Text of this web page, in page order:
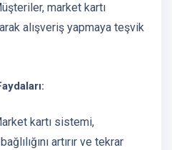
market kartı
alışveriş yapmaya teşvik
kartı sistemi,
artırır ve tekrar